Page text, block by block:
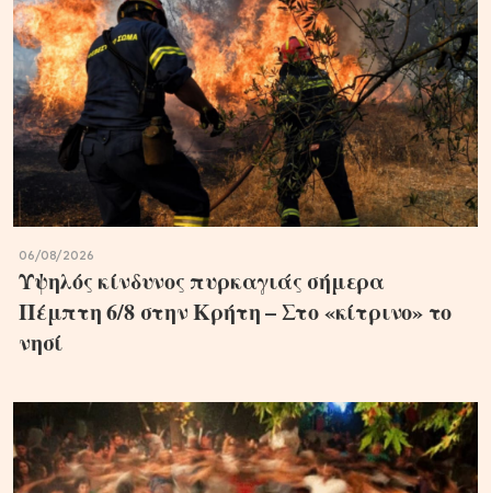
06/08/2026
Υψηλός κίνδυνος πυρκαγιάς σήμερα
Πέμπτη 6/8 στην Κρήτη – Στο «κίτρινο» το
νησί